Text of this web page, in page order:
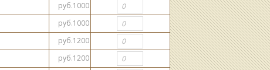
руб.1000
руб.1000
руб.1200
руб.1200